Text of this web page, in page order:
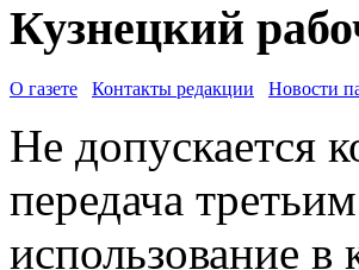
Кузнецкий
О газете Контакты редакции Новости
Не допускается
передача
использование в